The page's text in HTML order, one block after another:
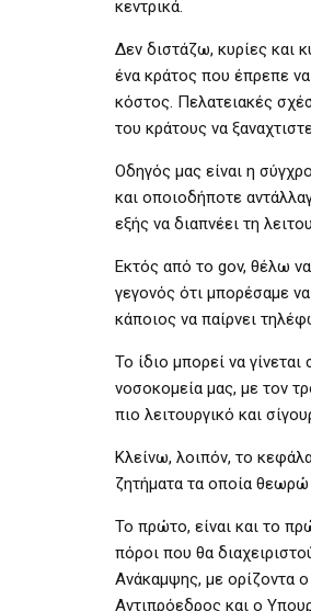
κεντρικά.
Δεν διστάζω, κυρίες και
ένα κράτος που έπρεπε
κόστος. Πελατειακές
του κράτους να
Οδηγός μας είναι η
και οποιοδήποτε
εξής να διαπνέει τη
Εκτός από το gov, θέλω
γεγονός ότι μπορέσαμε
κάποιος να παίρνει
Το ίδιο μπορεί να
νοσοκομεία μας, με τον
πιο λειτουργικό και
Κλείνω, λοιπόν, το
ζητήματα τα οποία θεωρώ
Το πρώτο, είναι και το
πόροι που θα
Ανάκαμψης, με ορίζοντα
Αντιπρόεδρος και ο